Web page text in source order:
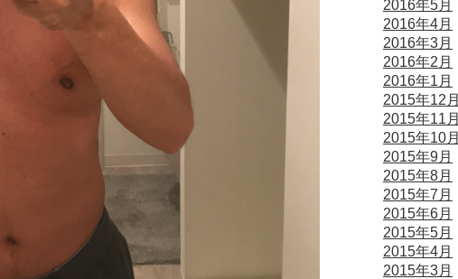
2016年5月
2016年4月
2016年3月
2016年2月
2016年1月
2015年12月
2015年11月
2015年10月
2015年9月
2015年8月
2015年7月
2015年6月
2015年5月
2015年4月
2015年3月